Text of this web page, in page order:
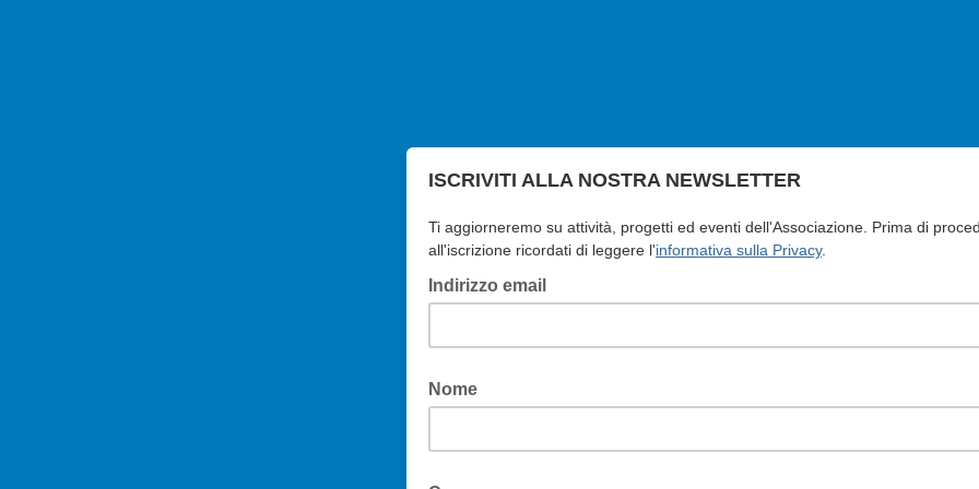
ISCRIVITI ALLA NOSTRA NEWSLETTER
Ti aggiorneremo su attività, progetti ed eventi dell'Associazione. Prima di
all'iscrizione ricordati di leggere l'informativa sulla Privacy.
Indirizzo email
Nome